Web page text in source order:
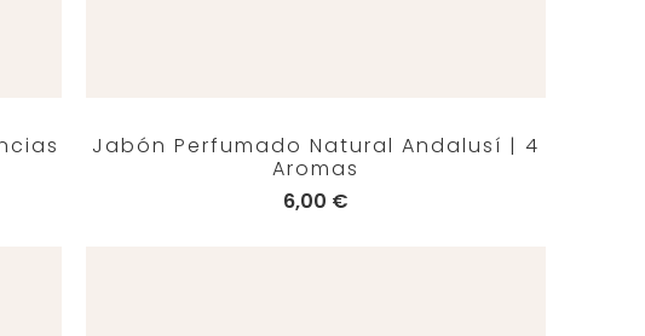
Jabón Perfumado Natural Andalusí | 4
Aromas
6,00 €